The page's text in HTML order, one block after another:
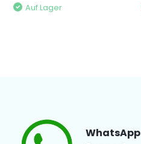
Auf Lager
WhatsApp